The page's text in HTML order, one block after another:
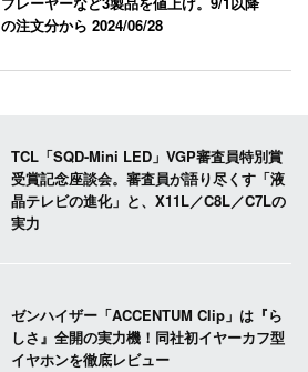
の注文分から2024/06/28
TCL「SQD-Mini LED」VGP審査員特別賞
受賞記念座談会。審査員が語り尽くす「液
晶テレビの進化」と、X11L／C8L／C7Lの
実力
ゼンハイザー「ACCENTUM Clip」は『ら
しさ』全開の実力機！同社初イヤーカフ型
イヤホンを徹底レビュー